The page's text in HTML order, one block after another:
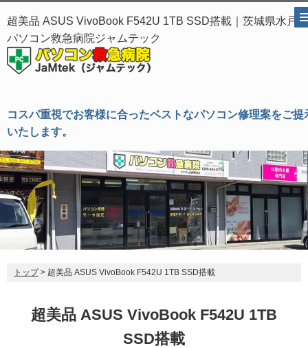
超美品 ASUS VivoBook F542U 1TB SSD搭載｜茨城県水戸市
パソコン救急病院ジャムテック
コスパ重視でお客様に合ったベストなパソコン修理案をご提
いたします。
トップ> 超美品 ASUS VivoBook F542U 1TB SSD搭載
超美品 ASUS VivoBook F542U 1TB
SSD搭載